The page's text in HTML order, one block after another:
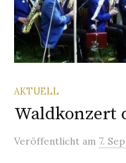
AKTUELL
Waldkonzert
Veröffentlicht am 7.